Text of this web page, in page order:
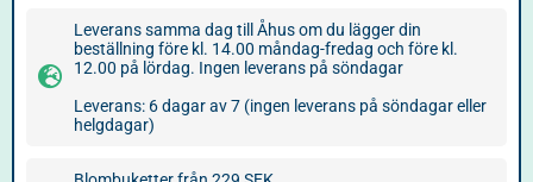
Leverans samma dag till Åhus om du lägger din
beställning före kl. 14.00 måndag-fredag och före kl.
12.00 på lördag. Ingen leverans på söndagar
Leverans: 6 dagar av 7 (ingen leverans på söndagar eller
helgdagar)